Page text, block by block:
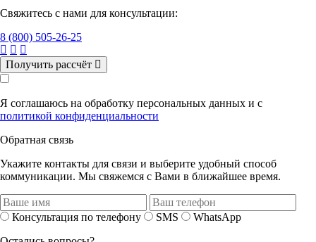
Свяжитесь с нами для консультации:
8 (800) 505-26-25
Получить рассчёт
Я соглашаюсь на обработку персональных данных и с
политикой конфиденциальности
Обратная связь
Укажите контакты для связи и выберите удобный способ
коммуникации. Мы свяжемся с Вами в ближайшее время.
Консультация по телефону SMS
WhatsApp